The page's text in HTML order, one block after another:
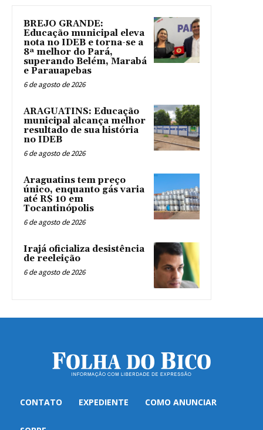
BREJO GRANDE:
Educação municipal eleva
nota no IDEB e torna-se a
8ª melhor do Pará,
superando Belém, Marabá
e Parauapebas
6 de agosto de 2026
ARAGUATINS: Educação
municipal alcança melhor
resultado de sua história
no IDEB
6 de agosto de 2026
Araguatins tem preço
único, enquanto gás varia
até R$ 10 em
Tocantinópolis
6 de agosto de 2026
Irajá oficializa desistência
de reeleição
6 de agosto de 2026
CONTATO EXPEDIENTE COMO ANUNCIAR